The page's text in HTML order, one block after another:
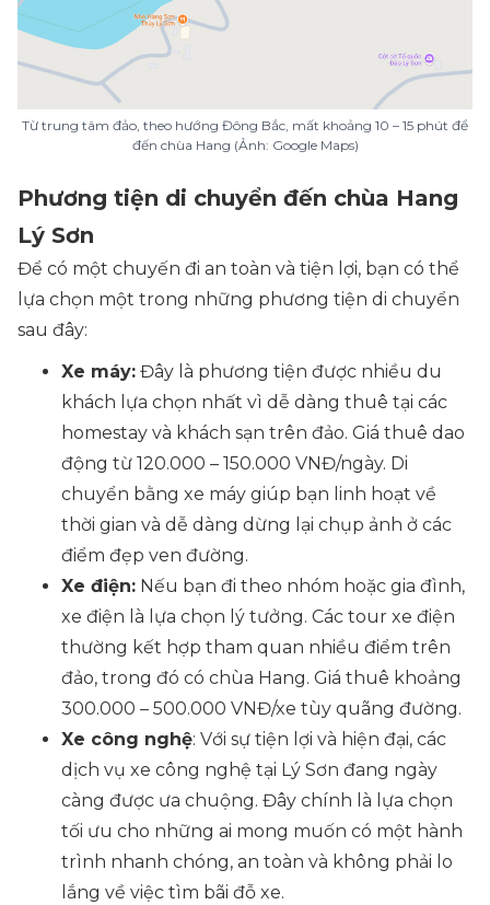
Từ trung tâm đảo, theo hướng Đông Bắc, mất khoảng 10 – 15 phút để
đến chùa Hang (Ảnh: Google Maps)
Phương tiện di chuyển đến chùa Hang
Lý Sơn
Để có một chuyến đi an toàn và tiện lợi, bạn có thể
lựa chọn một trong những phương tiện di chuyển
sau đây:
Xe máy: Đây là phương tiện được nhiều du
khách lựa chọn nhất vì dễ dàng thuê tại các
homestay và khách sạn trên đảo. Giá thuê dao
động từ 120.000 – 150.000 VNĐ/ngày. Di
chuyển bằng xe máy giúp bạn linh hoạt về
thời gian và dễ dàng dừng lại chụp ảnh ở các
điểm đẹp ven đường.
Xe điện: Nếu bạn đi theo nhóm hoặc gia đình,
xe điện là lựa chọn lý tưởng. Các tour xe điện
thường kết hợp tham quan nhiều điểm trên
đảo, trong đó có chùa Hang. Giá thuê khoảng
300.000 – 500.000 VNĐ/xe tùy quãng đường.
Xe công nghệ: Với sự tiện lợi và hiện đại, các
dịch vụ xe công nghệ tại Lý Sơn đang ngày
càng được ưa chuộng. Đây chính là lựa chọn
tối ưu cho những ai mong muốn có một hành
trình nhanh chóng, an toàn và không phải lo
lắng về việc tìm bãi đỗ xe.